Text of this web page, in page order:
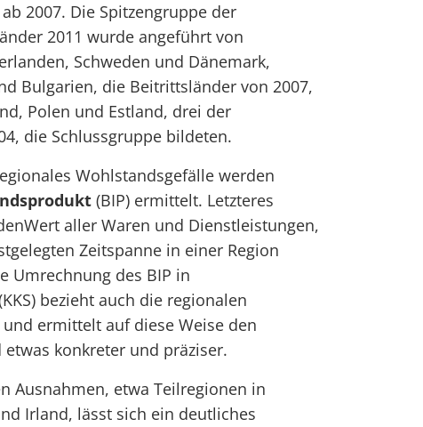
2007. Die Spitzengruppe der
2011 wurde angeführt von
Schweden und Dänemark,
Bulgarien, die Beitrittsländer von 2007,
Polen und Estland, drei der
die Schlussgruppe bildeten.
Wohlstandsgefälle werden
(BIP) ermittelt. Letzteres
aller Waren und Dienstleistungen,
Zeitspanne in einer Region
Umrechnung des BIP in
bezieht auch die regionalen
ermittelt auf diese Weise den
konkreter und präziser.
Ausnahmen, etwa Teilregionen in
Irland, lässt sich ein deutliches